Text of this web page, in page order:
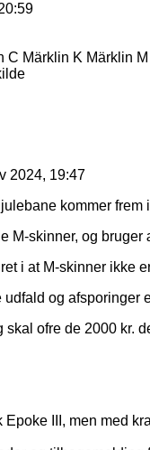
C Märklin K Märklin
2024, 19:47
kommer frem
M-skinner, og
i at M-skinner ikke
udfald og
skal ofre de 2000 kr.
Epoke III, men med